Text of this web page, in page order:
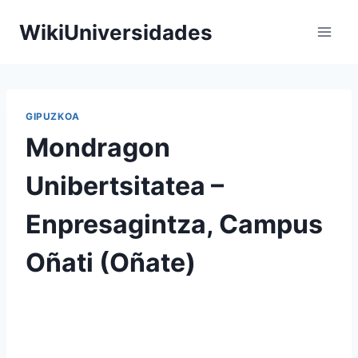
WikiUniversidades
GIPUZKOA
Mondragon
Unibertsitatea –
Enpresagintza, Campus
Oñati (Oñate)